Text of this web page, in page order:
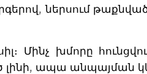
ներսում
Մինչ խմորը
լինի, ապա անպայման